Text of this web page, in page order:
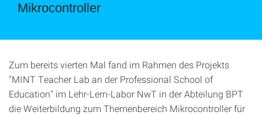
Mikrocontroller
Zum bereits vierten Mal fand im Rahmen des Projekts
"MINT Teacher Lab an der Professional School of
Education" im Lehr-Lern-Labor NwT in der Abteilung BPT
die Weiterbildung zum Themenbereich Mikrocontroller für